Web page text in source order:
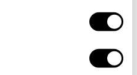
richiesta e i nostri Chef ti